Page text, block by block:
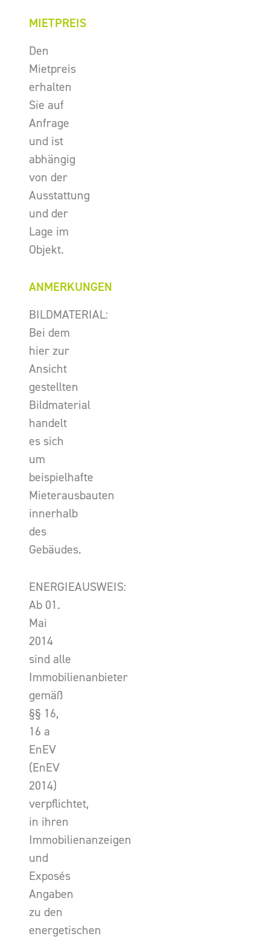
MIETPREIS
Den
Mietpreis
erhalten
Sie auf
Anfrage
und ist
abhängig
von der
Ausstattung
und der
Lage im
Objekt.
ANMERKUNGEN
BILDMATERIAL:
Bei dem
hier zur
Ansicht
gestellten
Bildmaterial
handelt
es sich
um
beispielhafte
Mieterausbauten
innerhalb
des
Gebäudes.
ENERGIEAUSWEIS:
Ab 01.
Mai
2014
sind alle
Immobilienanbieter
gemäß
§§ 16,
16 a
EnEV
(EnEV
2014)
verpflichtet,
in ihren
Immobilienanzeigen
und
Exposés
Angaben
zu den
energetischen